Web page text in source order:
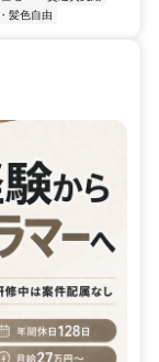
髪色自由